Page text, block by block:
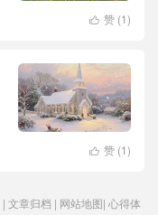
 赞 (1)
 赞 (1)
| 文章归档 | 网站地图| 心得体